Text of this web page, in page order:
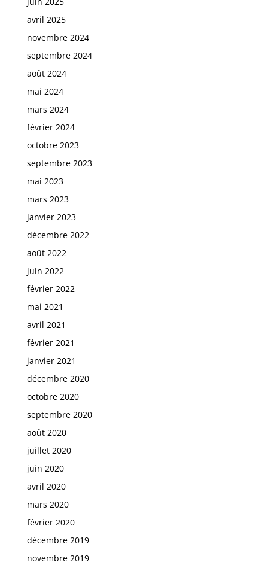
avril 2025
novembre 2024
septembre 2024
août 2024
mai 2024
mars 2024
février 2024
octobre 2023
septembre 2023
mai 2023
mars 2023
janvier 2023
décembre 2022
août 2022
juin 2022
février 2022
mai 2021
avril 2021
février 2021
janvier 2021
décembre 2020
octobre 2020
septembre 2020
août 2020
juillet 2020
juin 2020
avril 2020
mars 2020
février 2020
décembre 2019
novembre 2019